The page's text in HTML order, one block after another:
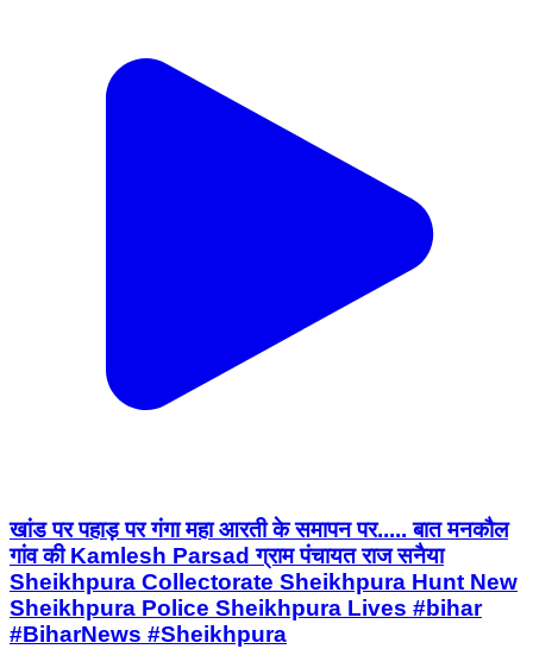
खांड पर पहाड़ पर गंगा महा आरती के समापन पर..... बात मनकौल
गांव की Kamlesh Parsad ग्राम पंचायत राज सनैया
Sheikhpura Collectorate Sheikhpura Hunt New
Sheikhpura Police Sheikhpura Lives #bihar
#BiharNews #Sheikhpura